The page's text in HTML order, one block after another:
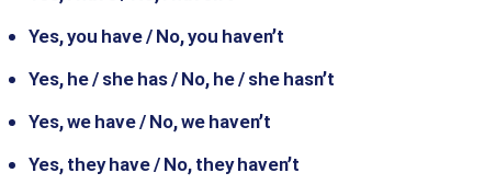
Yes, you have / No, you haven’t
Yes, he / she has / No, he / she hasn’t
Yes, we have / No, we haven’t
Yes, they have / No, they haven’t